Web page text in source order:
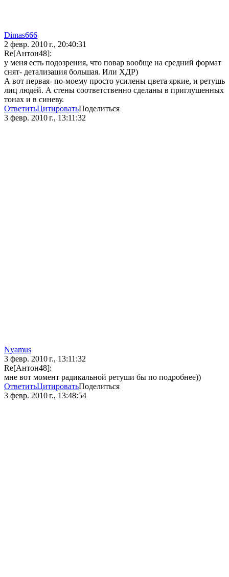
Dimas666
2 февр. 2010 г., 20:40:31
Re[Антон48]:
у меня есть подозрения, что повар вообще на средний формат
снят- детализация большая. Или ХДР)
А вот первая- по-моему просто усилены цвета яркие, и ретушь
лиц людей. А стены соответственно сделаны в приглушенных
тонах и в синеву.
ОтветитьЦитироватьПоделиться
3 февр. 2010 г., 13:11:32
Nyamus
3 февр. 2010 г., 13:11:32
Re[Антон48]:
мне вот момент радикальной ретуши бы по подробнее))
ОтветитьЦитироватьПоделиться
3 февр. 2010 г., 13:48:54